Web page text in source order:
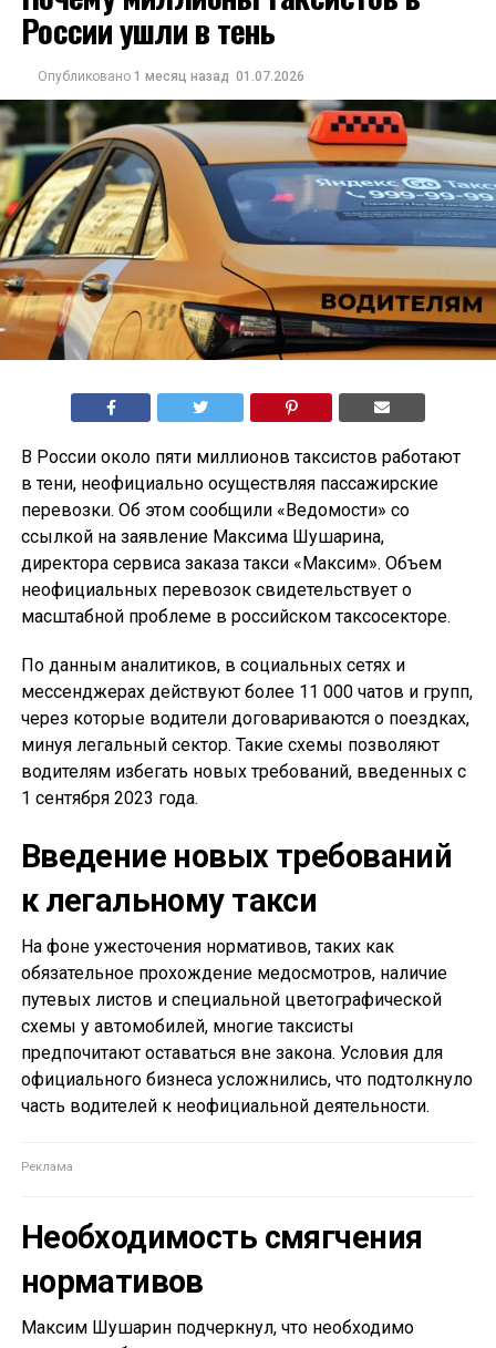
России ушли в тень
Опубликовано 1 месяц назад 01.07.2026
В России около пяти миллионов таксистов работают
в тени, неофициально осуществляя пассажирские
перевозки. Об этом сообщили «Ведомости» со
ссылкой на заявление Максима Шушарина,
директора сервиса заказа такси «Максим». Объем
неофициальных перевозок свидетельствует о
масштабной проблеме в российском таксосекторе.
По данным аналитиков, в социальных сетях и
мессенджерах действуют более 11 000 чатов и групп,
через которые водители договариваются о поездках,
минуя легальный сектор. Такие схемы позволяют
водителям избегать новых требований, введенных с
1 сентября 2023 года.
Введение новых требований
к легальному такси
На фоне ужесточения нормативов, таких как
обязательное прохождение медосмотров, наличие
путевых листов и специальной цветографической
схемы у автомобилей, многие таксисты
предпочитают оставаться вне закона. Условия для
официального бизнеса усложнились, что подтолкнуло
часть водителей к неофициальной деятельности.
Необходимость смягчения
нормативов
Максим Шушарин подчеркнул, что необходимо